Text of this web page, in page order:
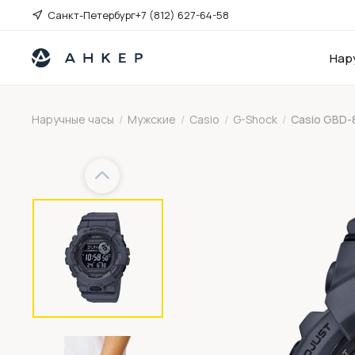
Санкт-Петербург+7 (812) 627-64-58
Наручные часы / Мужские / Casio / G-Shock / Casio
Previous